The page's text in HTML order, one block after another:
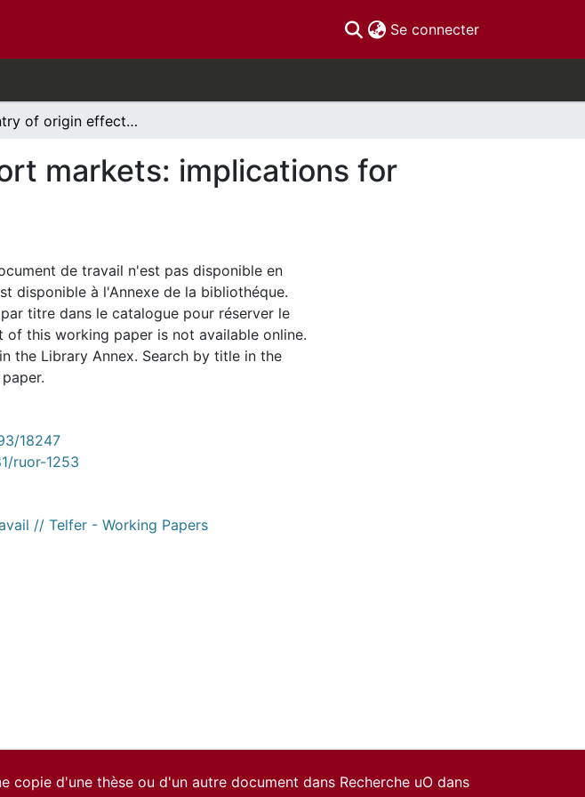
Se connecter(current)
Country of origin effects in the export markets: implications for Mexican exporters
markets: implications for
de travail n'est pas disponible en
disponible à l'Annexe de la bibliothéque.
titre dans le catalogue pour réserver le
this working paper is not available online.
the Library Annex. Search by title in the
18247
ruor-1253
// Telfer - Working Papers
copie d'une thèse ou d'un autre document dans Recherche uO dans